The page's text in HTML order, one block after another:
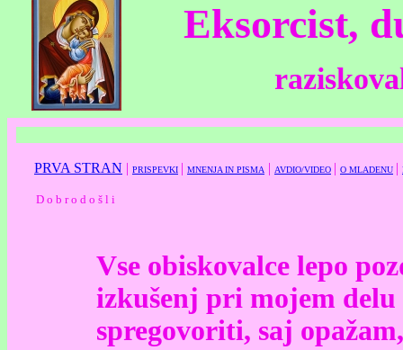
Eksorcist,
PRVA STRAN | PRISPEVKI | MNENJA IN PISMA | AVDIO/VIDEO | O MLADENU |
D o b r o d o š l i
Vse obiskovalce lepo
izkušenj pri mojem
spregovoriti, saj